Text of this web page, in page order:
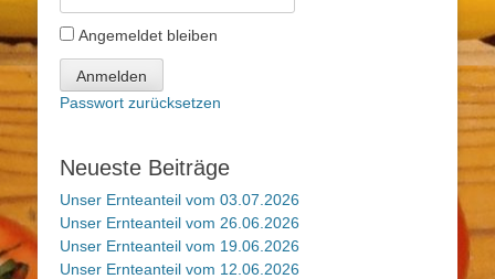
Angemeldet bleiben
Anmelden
Passwort zurücksetzen
Neueste Beiträge
Unser Ernteanteil vom 03.07.2026
Unser Ernteanteil vom 26.06.2026
Unser Ernteanteil vom 19.06.2026
Unser Ernteanteil vom 12.06.2026